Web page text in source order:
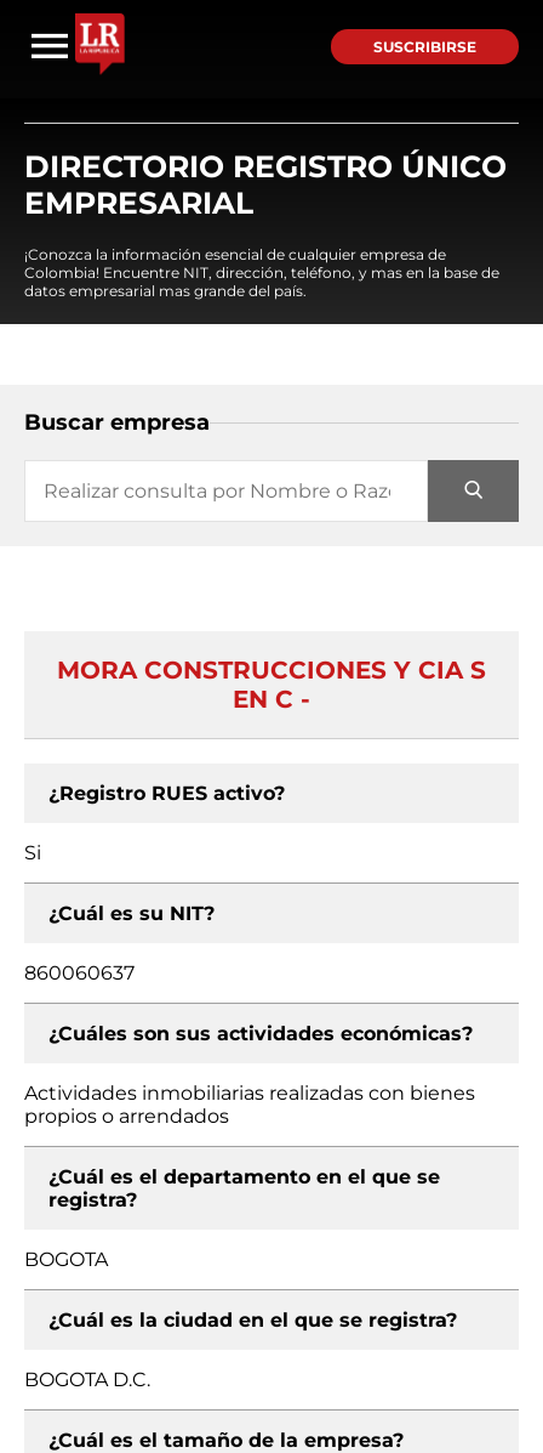
SUSCRIBIRSE
DIRECTORIO REGISTRO ÚNICO
EMPRESARIAL
¡Conozca la información esencial de cualquier empresa de
Colombia! Encuentre NIT, dirección, teléfono, y mas en la base de
datos empresarial mas grande del país.
Buscar empresa
MORA CONSTRUCCIONES Y CIA S
EN C -
¿Registro RUES activo?
Si
¿Cuál es su NIT?
860060637
¿Cuáles son sus actividades económicas?
Actividades inmobiliarias realizadas con bienes
propios o arrendados
¿Cuál es el departamento en el que se
registra?
BOGOTA
¿Cuál es la ciudad en el que se registra?
BOGOTA D.C.
¿Cuál es el tamaño de la empresa?